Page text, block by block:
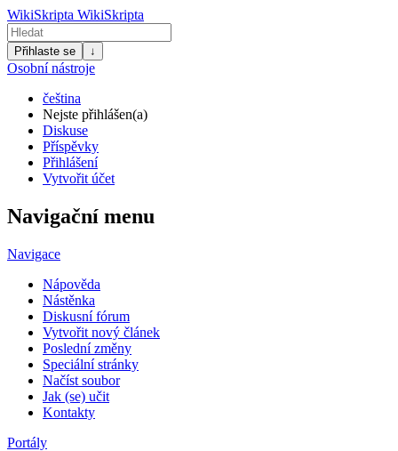
WikiSkripta WikiSkripta
Přihlaste se ↓
Osobní nástroje
čeština
Nejste přihlášen(a)
Diskuse
Příspěvky
Přihlášení
Vytvořit účet
Navigační menu
Navigace
Nápověda
Nástěnka
Diskusní fórum
Vytvořit nový článek
Poslední změny
Speciální stránky
Načíst soubor
Jak (se) učit
Kontakty
Portály